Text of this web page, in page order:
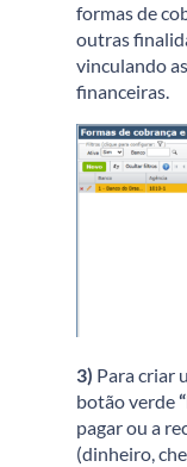
formas de
outras
vinculando as
financeiras.
3) Para criar
botão verde
pagar ou a
(dinheiro,